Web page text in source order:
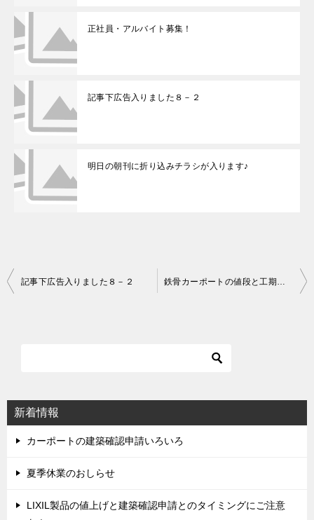
正社員・アルバイト募集！
記事下広告入りました８－２
明日の朝刊に折り込みチラシが入ります♪
シ
ョ
ン
記事下広告入りました８－２ 鉄骨カーポートの値段と工期について
新着情報
カーポートの建築確認申請いろいろ
夏季休業のおしらせ
LIXIL製品の値上げと建築確認申請とのタイミングにご注意